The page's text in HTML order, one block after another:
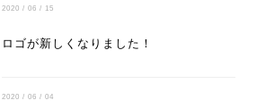
2020 / 06 / 15
ロゴが新しくなりました！
2020 / 06 / 04